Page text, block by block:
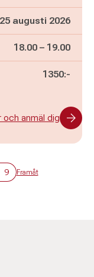
25 augusti 2026
Pågår mellan
18.00 – och
19.00
1350:-
och anmäl dig
9 Framåt